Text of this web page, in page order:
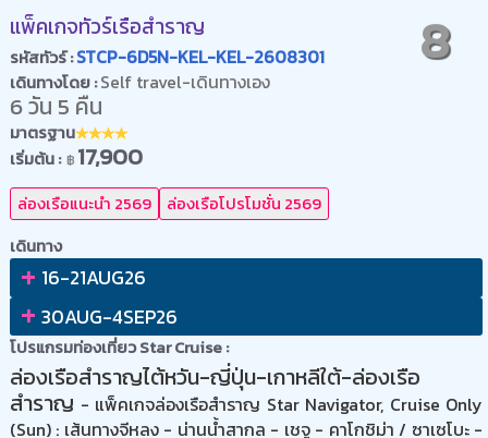
แพ็คเกจทัวร์เรือสำราญ
รหัสทัวร์ :STCP-6D5N-KEL-KEL-2608301 8
เดินทางโดย :Self travel-เดินทางเอง
6 วัน 5 คืน
มาตรฐาน
เริ่มต้น : ฿ 17,900
ล่องเรือแนะนำ 2569
ล่องเรือโปรโมชั่น 2569
เดินทาง
+ 16-21AUG26
+ 30AUG-4SEP26
โปรแกรมท่องเที่ยว Star Cruise :
ล่องเรือสำราญไต้หวัน-ญี่ปุ่น-เกาหลีใต้-ล่องเรือ
สำราญ - แพ็คเกจล่องเรือสำราญ Star Navigator, Cruise Only
(Sun) : เส้นทางจีหลง - น่านน้ำสากล - เชจู - คาโกชิม่า / ซาเซโบะ -